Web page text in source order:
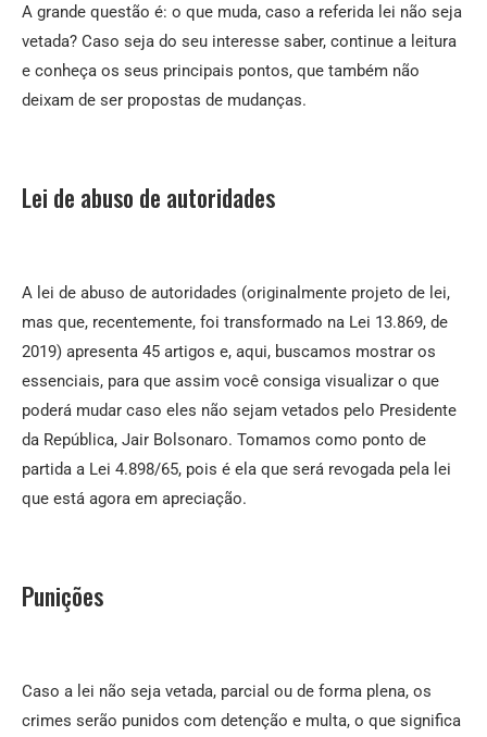
A grande questão é: o que muda, caso a referida lei não seja
vetada? Caso seja do seu interesse saber, continue a leitura
e conheça os seus principais pontos, que também não
deixam de ser propostas de mudanças.
Lei de abuso de autoridades
A lei de abuso de autoridades (originalmente projeto de lei,
mas que, recentemente, foi transformado na Lei 13.869, de
2019) apresenta 45 artigos e, aqui, buscamos mostrar os
essenciais, para que assim você consiga visualizar o que
poderá mudar caso eles não sejam vetados pelo Presidente
da República, Jair Bolsonaro. Tomamos como ponto de
partida a Lei 4.898/65, pois é ela que será revogada pela lei
que está agora em apreciação.
Punições
Caso a lei não seja vetada, parcial ou de forma plena, os
crimes serão punidos com detenção e multa, o que significa